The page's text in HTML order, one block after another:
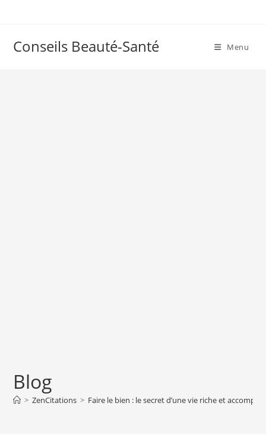
Conseils Beauté-Santé Menu
Blog
> ZenCitations > Faire le bien : le secret d’une vie riche et accomplie